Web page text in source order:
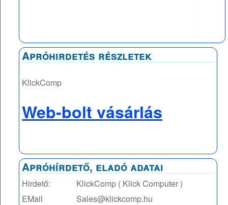
Apróhirdetés részletek
KlickComp
Web-bolt vásárlás
Apróhírdető, eladó adatai
Hirdető:
KlickComp ( Klick Computer )
EMail
Sales@klickcomp.hu